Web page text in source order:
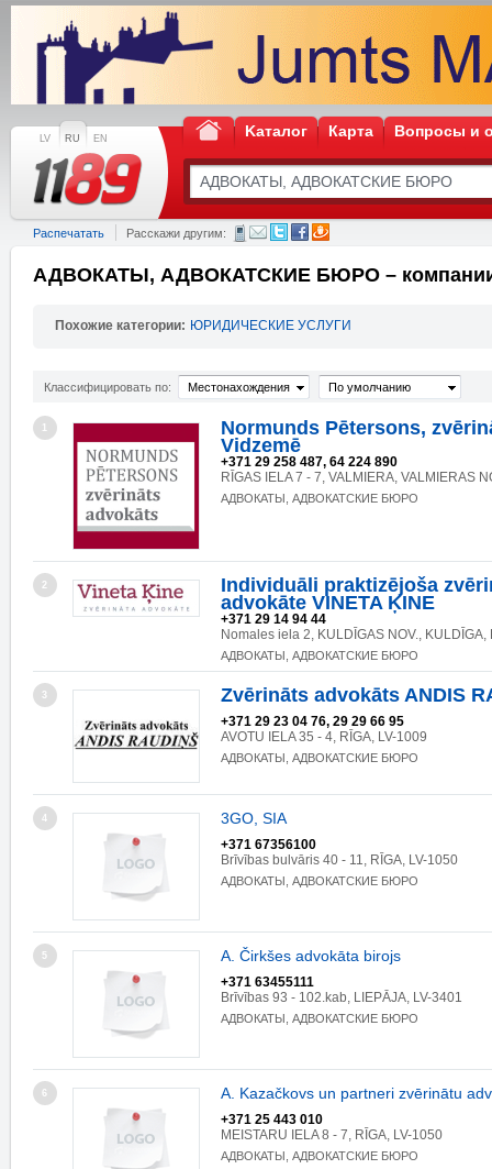
LV RU EN Kаталог Карта Вопросы и
Распечатать Расскажи другим:
АДВОКАТЫ, АДВОКАТСКИЕ БЮРО – компании
Похожие категории: ЮРИДИЧЕСКИЕ УСЛУГИ
Классифицировать по: Местонахождения По умолчанию
1
Normunds Pētersons,
Vidzemē
+371 29 258 487, 64 224 890
RĪGAS IELA 7 - 7, VALMIERA, VALMIERAS
АДВОКАТЫ, АДВОКАТСКИЕ БЮРО
2
Individuāli praktizējoša
advokāte VINETA ĶINE
+371 29 14 94 44
Nomales iela 2, KULDĪGAS NOV., KULDĪGA,
АДВОКАТЫ, АДВОКАТСКИЕ БЮРО
3 Zvērināts advokāts ANDIS
+371 29 23 04 76, 29 29 66 95
AVOTU IELA 35 - 4, RĪGA, LV-1009
АДВОКАТЫ, АДВОКАТСКИЕ БЮРО
4 3GO, SIA
+371 67356100
Brīvības bulvāris 40 - 11, RĪGA, LV-1050
АДВОКАТЫ, АДВОКАТСКИЕ БЮРО
5 A. Čirkšes advokāta birojs
+371 63455111
Brīvības 93 - 102.kab, LIEPĀJA, LV-3401
АДВОКАТЫ, АДВОКАТСКИЕ БЮРО
6 A. Kazačkovs un partneri zvērinātu
+371 25 443 010
MEISTARU IELA 8 - 7, RĪGA, LV-1050
АДВОКАТЫ, АДВОКАТСКИЕ БЮРО